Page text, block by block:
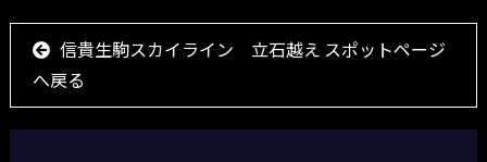
信貴生駒スカイライン 立石越え スポットページ
へ戻る